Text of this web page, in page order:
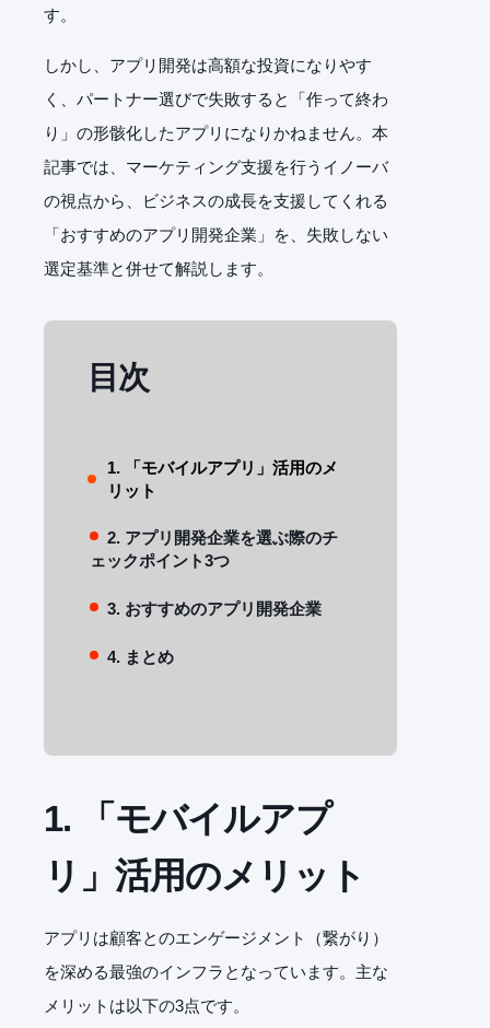
す。
しかし、アプリ開発は高額な投資になりやす
く、パートナー選びで失敗すると「作って終わ
り」の形骸化したアプリになりかねません。本
記事では、マーケティング支援を行うイノーバ
の視点から、ビジネスの成長を支援してくれる
「おすすめのアプリ開発企業」を、失敗しない
選定基準と併せて解説します。
目次
1. 「モバイルアプリ」活用のメ
リット
2. アプリ開発企業を選ぶ際のチ
ェックポイント3つ
3. おすすめのアプリ開発企業
4. まとめ
1. 「モバイルアプ
リ」活用のメリット
アプリは顧客とのエンゲージメント（繋がり）
を深める最強のインフラとなっています。主な
メリットは以下の3点です。